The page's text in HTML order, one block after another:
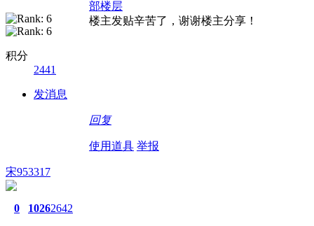
积分
2441
发消息
部楼层
楼主发贴辛苦了，谢谢楼主分享！
回复
使用道具 举报
宋953317
0 10262642